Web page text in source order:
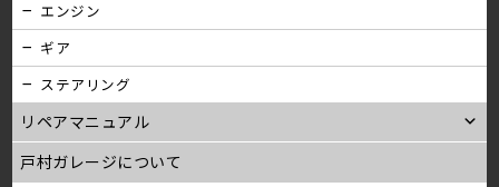
エンジン
ギア
ステアリング
リペアマニュアル
戸村ガレージについて